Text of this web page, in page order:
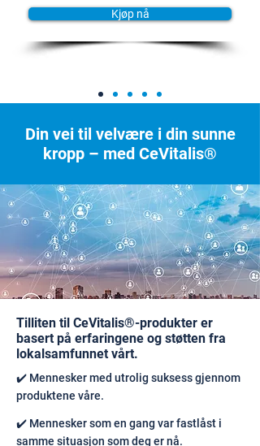
Kjøp nå
Din vei til velvære i din sunne
kropp – med CeVitalis®
Tilliten til CeVitalis®-produkter er
basert på erfaringene og støtten fra
lokalsamfunnet vårt.
✔️ Mennesker med utrolig suksess gjennom
produktene våre.
✔️ Mennesker som en gang var fastlåst i
samme situasjon som deg er nå.